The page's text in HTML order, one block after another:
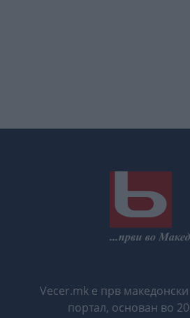
Vecer.mk е прв
портал, основан во